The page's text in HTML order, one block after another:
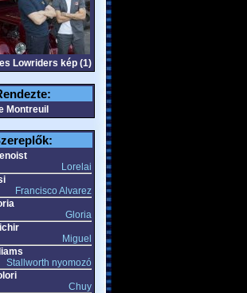
Lowriders kép (1)
Montreuil
Lorelai
Francisco Alvarez
Gloria
Miguel
Stallworth nyomozó
Chuy